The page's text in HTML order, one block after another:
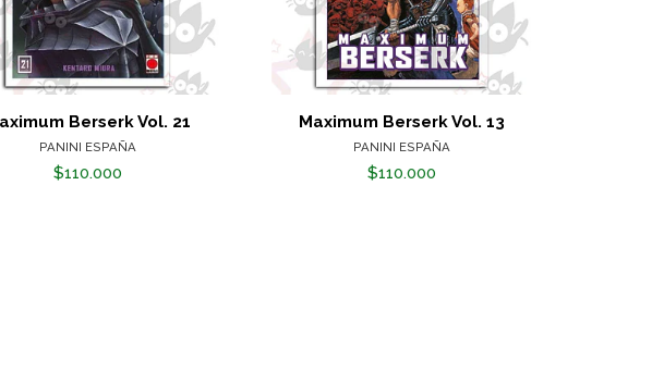
Berserk Vol. 21
PANINI ESPAÑA
$110.000
Maximum Berserk Vol. 13
PANINI ESPAÑA
$110.000